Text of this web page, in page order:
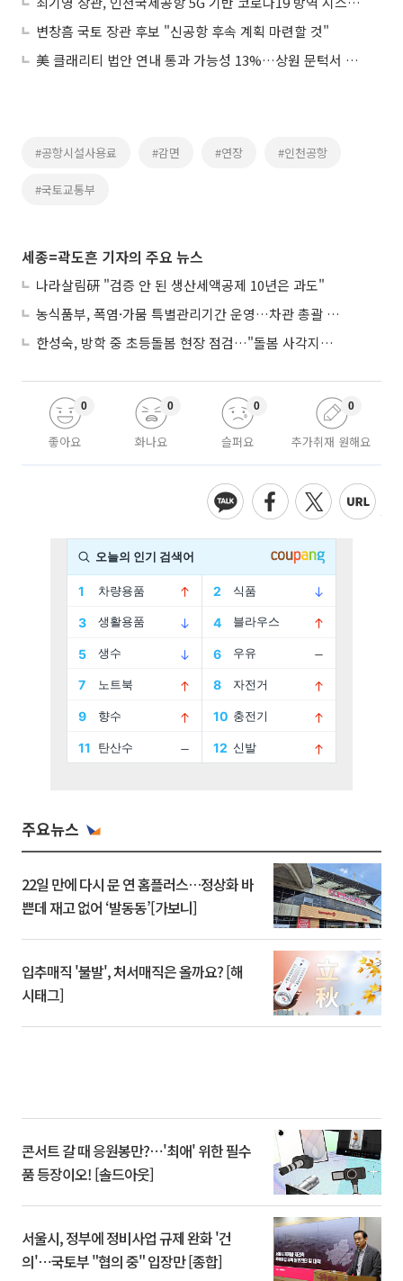
변창흠 국토 장관 후보 "신공항 후속 계획 마련할 것"
美 클래리티 법안 연내 통과 가능성 13%…상원 문턱서 제동
#공항시설사용료 #감면 #연장 #인천공항
#국토교통부
세종=곽도흔 기자의 주요 뉴스
나라살림硏 "검증 안 된 생산세액공제 10년은 과도"
농식품부, 폭염·가뭄 특별관리기간 운영…차관 총괄 대응체계 격상
한성숙, 방학 중 초등돌봄 현장 점검…"돌봄 사각지대 없애야"
좋아요
0
화나요
0
슬퍼요
0
추가취재 원해요
0
주요뉴스
22일 만에 다시 문 연 홈플러스…정상화 바
쁜데 재고 없어 ‘발동동’[가보니]
입추매직 '불발', 처서매직은 올까요? [해
시태그]
콘서트 갈 때 응원봉만?⋯'최애' 위한 필수
품 등장이오! [솔드아웃]
서울시, 정부에 정비사업 규제 완화 '건
의'⋯국토부 "협의 중" 입장만 [종합]